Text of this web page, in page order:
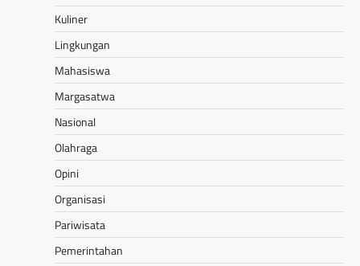
Kuliner
Lingkungan
Mahasiswa
Margasatwa
Nasional
Olahraga
Opini
Organisasi
Pariwisata
Pemerintahan